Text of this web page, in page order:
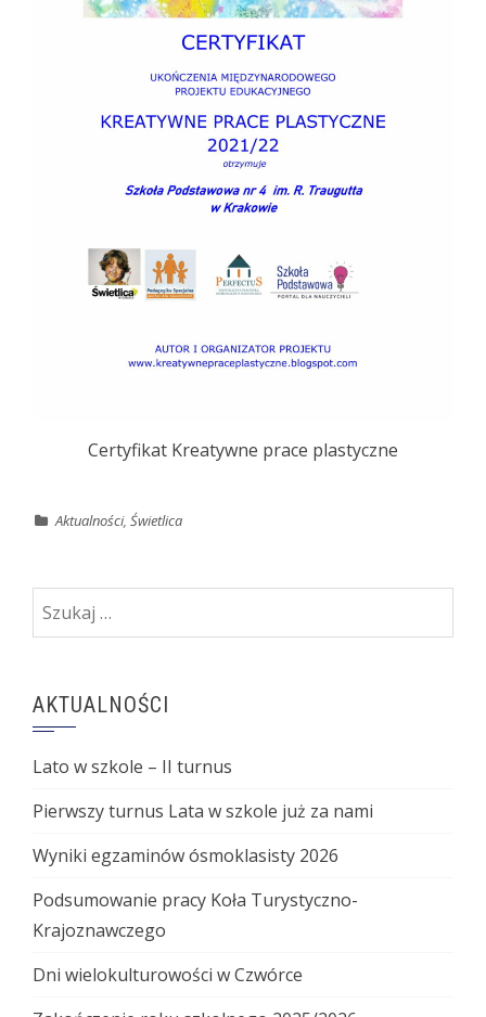
Certyfikat Kreatywne prace plastyczne
Aktualności,Świetlica
Szukaj:
AKTUALNOŚCI
Lato w szkole – II turnus
Pierwszy turnus Lata w szkole już za nami
Wyniki egzaminów ósmoklasisty 2026
Podsumowanie pracy Koła Turystyczno-
Krajoznawczego
Dni wielokulturowości w Czwórce